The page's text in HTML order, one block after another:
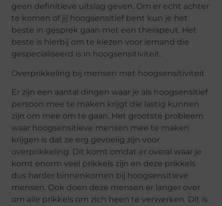
geen definitieve uitslag geven. Om er echt achter
te komen of jij hoogsensitief bent kun je het
beste in gesprek gaan met een therapeut. Het
beste is hierbij om te kiezen voor iemand die
gespecialiseerd is in hoogsensitiviteit.
Overprikkeling bij mensen met hoogsensitiviteit
Er zijn een aantal dingen waar je als hoogsensitief
persoon mee te maken krijgt die lastig kunnen
zijn om mee om te gaan. Het grootste probleem
waar hoogsensitieve mensen mee te maken
krijgen is dat ze erg gevoelig zijn voor
overprikkeling. Dit komt omdat er overal waar je
komt enorm veel prikkels zijn en deze prikkels
dus harder binnenkomen bij hoogsensitieve
mensen. Ook doen deze mensen er langer over
om alle prikkels om zich heen te verwerken. Dit is